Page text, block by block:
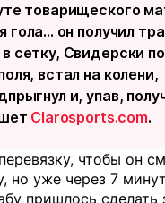
товарищеского
гола... он получил
сетку, Свидерски
встал на колени,
и, упав,
Сlarosports.com.
чтобы он
но уже через 7 минут
пришлось сделать